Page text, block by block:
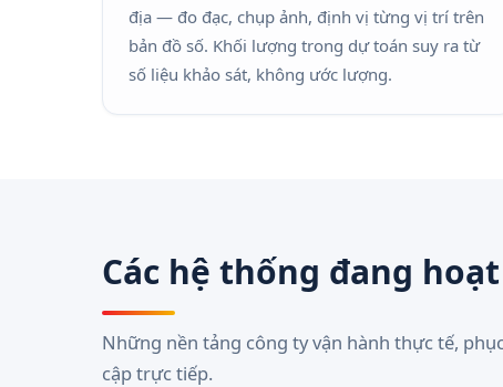
địa — đo đạc, chụp ảnh, định vị từng vị trí trên
bản đồ số. Khối lượng trong dự toán suy ra từ
số liệu khảo sát, không ước lượng.
Các hệ thống đang
Những nền tảng công ty vận hành thực tế,
cập trực tiếp.